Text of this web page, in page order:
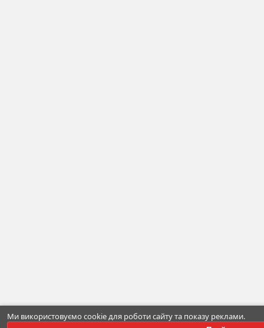
Ми використовуємо cookie для роботи сайту та показу реклами.